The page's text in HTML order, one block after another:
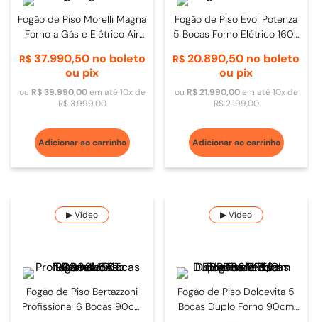
Fogão de Piso Morelli Magna
Forno a Gás e Elétrico Air
R$ 37.990,50no boleto
ou pix
ou R$ 39.990,00em até10x de
R$ 3.999,00
Adicionar ao carrinho
Fogão de Piso Evol Potenza
5 Bocas Forno Elétrico 160L
R$ 20.890,50 no boleto
ou pix
ou R$ 21.990,00em até10x de
R$ 2.199,00
Adicionar ao carrinho
▶ Vídeo
Fogão de Piso Bertazzoni
Profissional 6 Bocas 90cm
▶ Vídeo
Fogão de Piso Dolcevita 5
Bocas Duplo Forno 90cm